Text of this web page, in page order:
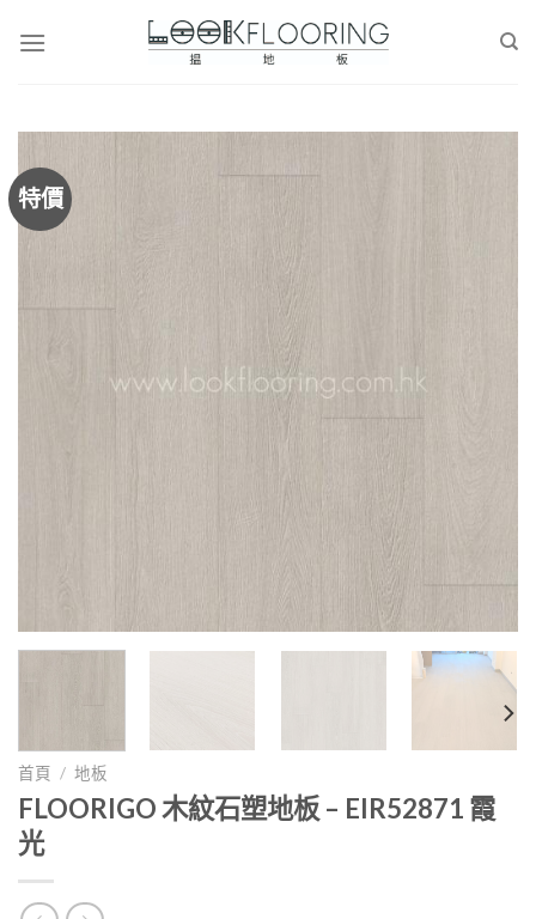
特價
首頁 / 地板
FLOORIGO 木紋石塑地板 – EIR52871 霞
光